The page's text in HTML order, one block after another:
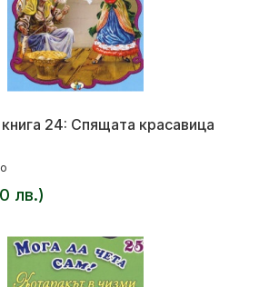
24: Спящата красавица
лв.)